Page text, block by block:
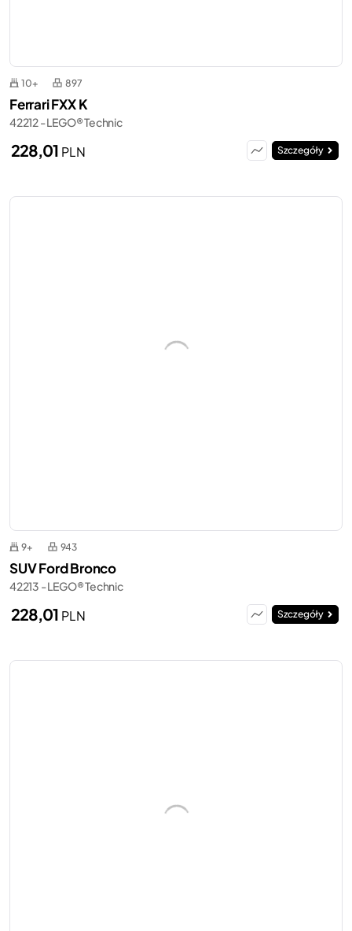
10+ 897
Ferrari FXX K
42212 - LEGO® Technic
228,01 PLN Szczegóły
9+ 943
SUV Ford Bronco
42213 - LEGO® Technic
228,01 PLN Szczegóły